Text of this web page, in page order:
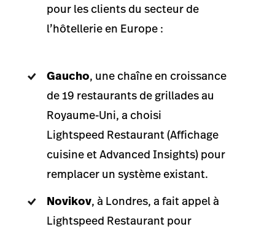
pour les clients du secteur de
l’hôtellerie en Europe :
Gaucho, une chaîne en croissance
de 19 restaurants de grillades au
Royaume‑Uni, a choisi
Lightspeed Restaurant (Affichage
cuisine et Advanced Insights) pour
remplacer un système existant.
Novikov, à Londres, a fait appel à
Lightspeed Restaurant pour